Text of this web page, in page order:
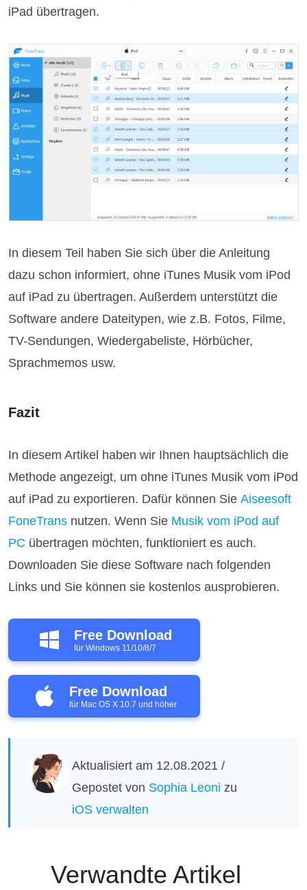
iPad übertragen.
In diesem Teil haben Sie sich über die Anleitung
dazu schon informiert, ohne iTunes Musik vom iPod
auf iPad zu übertragen. Außerdem unterstützt die
Software andere Dateitypen, wie z.B. Fotos, Filme,
TV-Sendungen, Wiedergabeliste, Hörbücher,
Sprachmemos usw.
Fazit
In diesem Artikel haben wir Ihnen hauptsächlich die
Methode angezeigt, um ohne iTunes Musik vom iPod
auf iPad zu exportieren. Dafür können SieAiseesoft
FoneTrans nutzen. Wenn Sie Musik vom iPod auf
PC übertragen möchten, funktioniert es auch.
Downloaden Sie diese Software nach folgenden
Links und Sie können sie kostenlos ausprobieren.
Free Download
für Windows 11/10/8/7
Free Download
für Mac OS X 10.7 und höher
Aktualisiert am 12.08.2021 /
Gepostet von Sophia Leoni zu
iOS verwalten
Verwandte Artikel